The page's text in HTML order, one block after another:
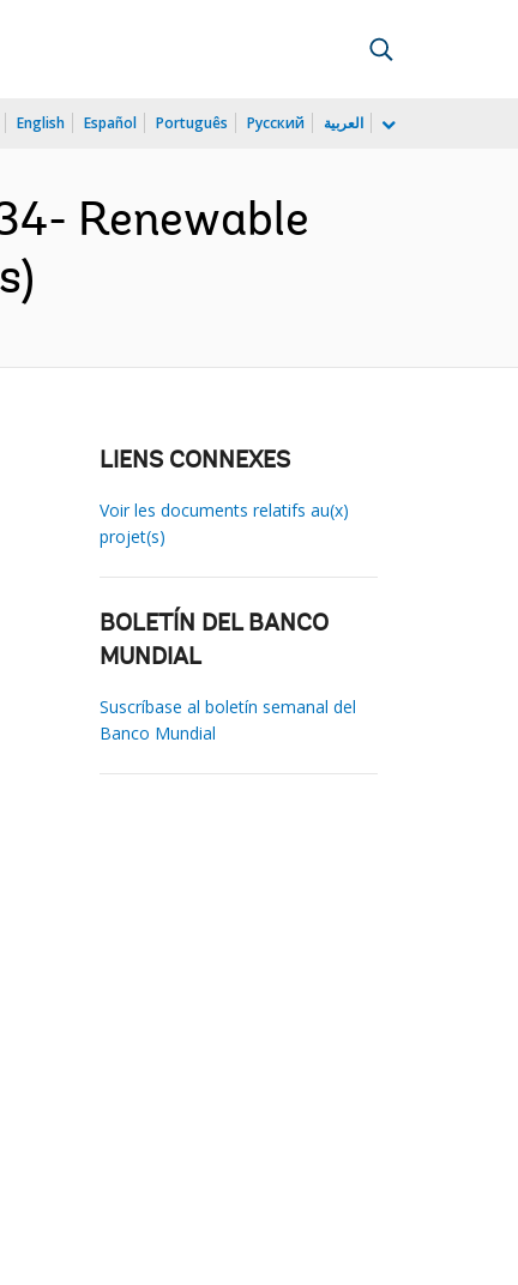
English Español Português Русский العربية
Renewable
LIENS CONNEXES
Voir les documents relatifs au(x)
projet(s)
BOLETÍN DEL BANCO
MUNDIAL
Suscríbase al boletín semanal del
Banco Mundial